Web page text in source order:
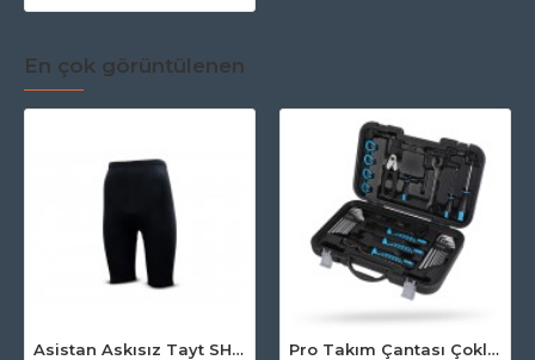
En çok görüntülenen
Asistan Askısız Tayt SH20 Pedli Siyah
Pro Takım Çantası Çoklu Tamir Seti